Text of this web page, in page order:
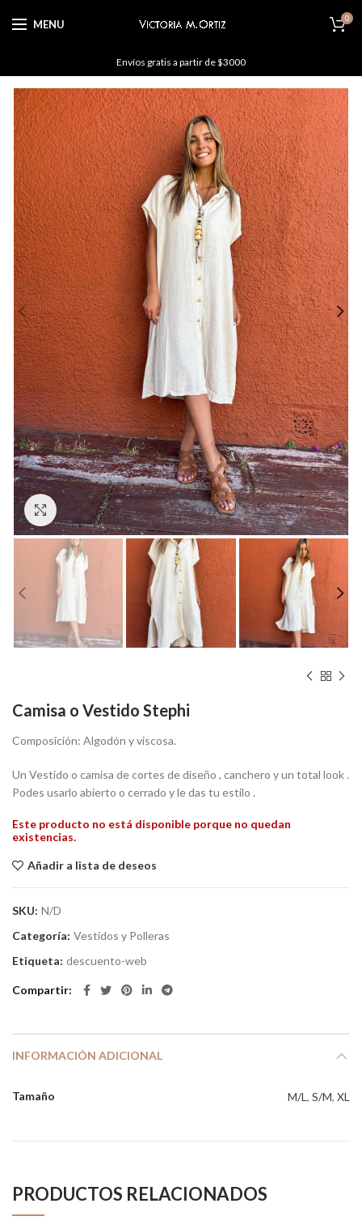
MENU 0
Envíos gratis a partir de $3000
Hacer zoom
Camisa o Vestido Stephi
Composición: Algodón y viscosa.
Un Vestido o camisa de cortes de diseño , canchero y un total look .
Podes usarlo abierto o cerrado y le das tu estilo .
Este producto no está disponible porque no quedan
existencias.
Añadir a lista de deseos
SKU: N/D
Categoría: Vestidos y Polleras
Etiqueta: descuento-web
Compartir
INFORMACIÓN ADICIONAL
Tamaño M/L , S/M, XL
PRODUCTOS RELACIONADOS